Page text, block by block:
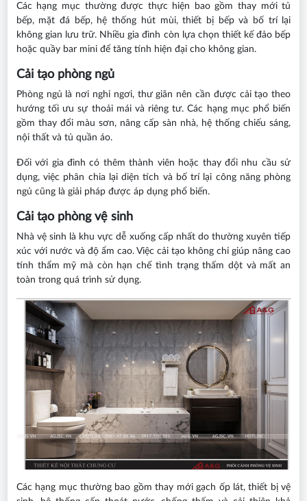
Các hạng mục thường được thực hiện bao gồm thay mới tủ
bếp, mặt đá bếp, hệ thống hút mùi, thiết bị bếp và bố trí lại
không gian lưu trữ. Nhiều gia đình còn lựa chọn thiết kế đảo bếp
hoặc quầy bar mini để tăng tính hiện đại cho không gian.
Cải tạo phòng ngủ
Phòng ngủ là nơi nghỉ ngơi, thư giãn nên cần được cải tạo theo
hướng tối ưu sự thoải mái và riêng tư. Các hạng mục phổ biến
gồm thay đổi màu sơn, nâng cấp sàn nhà, hệ thống chiếu sáng,
nội thất và tủ quần áo.
Đối với gia đình có thêm thành viên hoặc thay đổi nhu cầu sử
dụng, việc phân chia lại diện tích và bố trí lại công năng phòng
ngủ cũng là giải pháp được áp dụng phổ biến.
Cải tạo phòng vệ sinh
Nhà vệ sinh là khu vực dễ xuống cấp nhất do thường xuyên tiếp
xúc với nước và độ ẩm cao. Việc cải tạo không chỉ giúp nâng cao
tính thẩm mỹ mà còn hạn chế tình trạng thấm dột và mất an
toàn trong quá trình sử dụng.
Các hạng mục thường bao gồm thay mới gạch ốp lát, thiết bị vệ